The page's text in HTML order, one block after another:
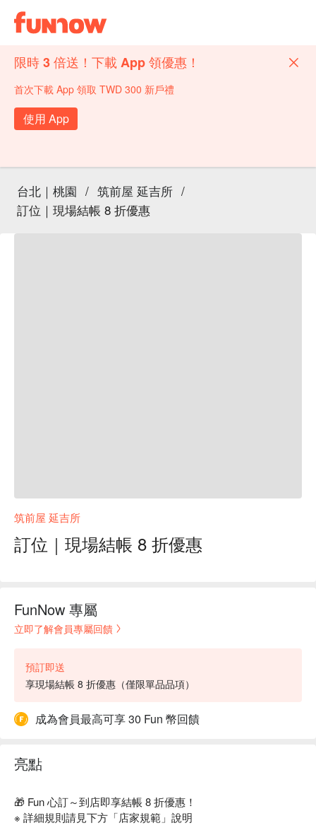
限時 3 倍送！下載 App 領優惠！
首次下載 App 領取 TWD 300 新戶禮
使用 App
台北｜桃園 / 筑前屋 延吉所 /
訂位｜現場結帳 8 折優惠
筑前屋 延吉所
訂位｜現場結帳 8 折優惠
FunNow 專屬
立即了解會員專屬回饋
預訂即送
享現場結帳 8 折優惠（僅限單品品項）
成為會員最高可享 30 Fun 幣回饋
亮點
🎁 Fun 心訂～到店即享結帳 8 折優惠！
※ 詳細規則請見下方「店家規範」說明